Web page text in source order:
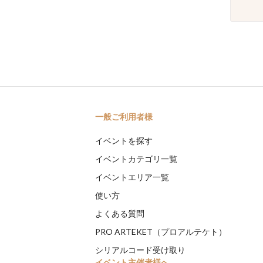
一般ご利用者様
イベントを探す
イベントカテゴリ一覧
イベントエリア一覧
使い方
よくある質問
PRO ARTEKET（プロアルテケト）
シリアルコード受け取り